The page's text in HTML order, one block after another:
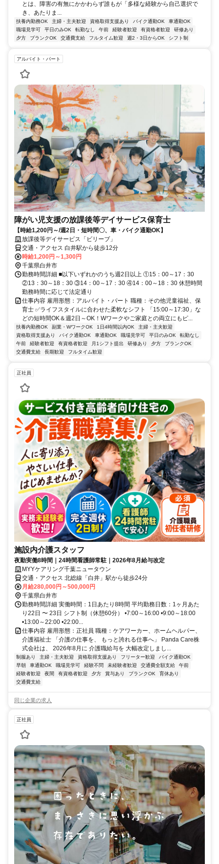
とは、障害の有無にかかわらず誰もが「多様な経験から自己選択で
き、あたりま...
扶養内勤務OK 主婦・主夫歓迎 資格取得支援あり バイク通勤OK
車通勤OK
職場見学可
平日のみOK 転勤なし 午前 経験者歓迎 有資格者歓迎
研修あり
夕方
ブランクOK 交通費支給 フルタイム歓迎 週2・3日からOK シフト制
アルバイト・パート
障がい児支援の放課後等デイサービス保育士
【時給1,200円～/週2日・短時間〇、車・バイク通勤OK】
放課後等デイサービス「ビリーブ」
交通・アクセス 白井駅から徒歩12分
時給1,200円～1,300円
千葉県白井市
勤務時間詳細 ■以下いずれかのうち週2日以上 ①15：00～17：30
②13：30～18：30 ③14：00～17：30 ④14：00～18：30 休憩時間
勤務時間に応じて法定通り
仕事内容 雇用形態：アルバイト・パート 職種：その他児童福祉、保
育士 ✅ライフスタイルに合わせた柔軟なシフト 「15:00～17:30」な
どの短時間OK＆週2日～OK！Wワークやご家庭との両立にもピ...
扶養内勤務OK 副業・WワークOK 1日4時間以内OK
主婦・主夫歓迎
資格取得支援あり
バイク通勤OK 車通勤OK 職場見学可 平日のみOK
転勤なし
午前
経験者歓迎 有資格者歓迎 月1シフト提出 研修あり 夕方
ブランクOK
交通費支給
長期歓迎 フルタイム歓迎
正社員
施設内介護スタッフ
夜勤実働8時間｜24時間看護師常駐｜2026年8月給与改定
MYYケアリング千葉ニュータウン
交通・アクセス 北総線「白井」駅から徒歩24分
月給280,000円～500,000円
千葉県白井市
勤務時間詳細 実働時間：1日あたり8時間 平均勤務日数：1ヶ月あた
り22日 〜 23日 シフト制（休憩60分） •7:00～16:00 •9:00～18:00
•13:00～22:00 •22:00...
仕事内容 雇用形態：正社員 職種：ケアワーカー、ホームヘルパー、
介護福祉士 「介護の仕事を、 もっと誇れる仕事へ」 Panda Care株
式会社は、 2026年8月に 介護職給与を 大幅改定しまし...
制服あり 主婦・主夫歓迎 資格取得支援あり フリーター歓迎
バイク通勤OK
早朝
車通勤OK 職場見学可 経験不問 未経験者歓迎 交通費全額支給
午前
経験者歓迎
夜間 有資格者歓迎 夕方 賞与あり ブランクOK
育休あり
交通費支給
同じ企業の求人
正社員